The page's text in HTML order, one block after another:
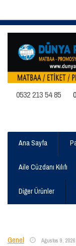
0532 213 54 85
Ana Sayfa
Aile Cüzdanı Kılıfı
Diğer Ürünler
Genel Ağustos 9, 2026